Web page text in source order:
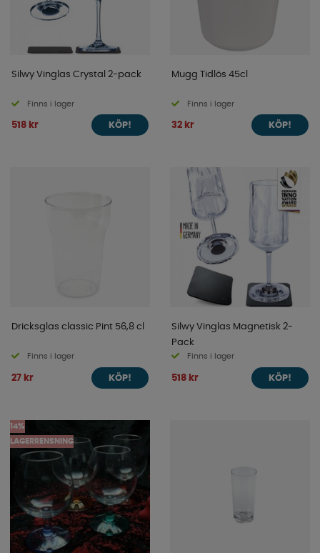
Silwy Vinglas Crystal 2-pack
Finns i lager
518 kr KÖP!
Mugg Tidlös 45cl
Finns i lager
32 kr KÖP!
Dricksglas classic Pint 56,8 cl
Finns i lager
27 kr KÖP!
Silwy Vinglas Magnetisk 2-
Pack
Finns i lager
518 kr KÖP!
14%
LAGERRENSNING